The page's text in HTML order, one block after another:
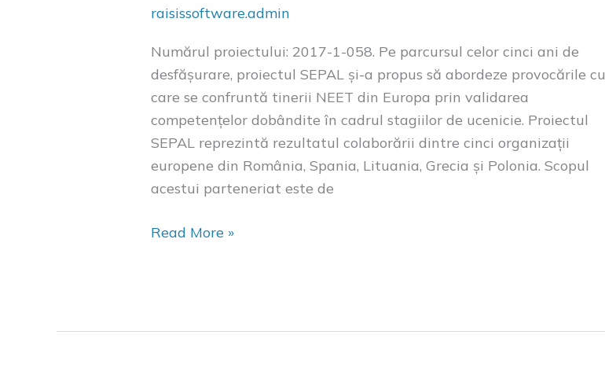
raisissoftware.admin
Numărul proiectului: 2017-1-058. Pe parcursul celor cinci ani de
desfășurare, proiectul SEPAL și-a propus să abordeze provocările cu
care se confruntă tinerii NEET din Europa prin validarea
competențelor dobândite în cadrul stagiilor de ucenicie. Proiectul
SEPAL reprezintă rezultatul colaborării dintre cinci organizații
europene din România, Spania, Lituania, Grecia și Polonia. Scopul
acestui parteneriat este de
Read More »